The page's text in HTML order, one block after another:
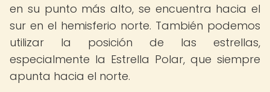
en su punto más alto, se encuentra hacia el
sur en el hemisferio norte. También podemos
utilizar la posición de las estrellas,
especialmente la Estrella Polar, que siempre
apunta hacia el norte.